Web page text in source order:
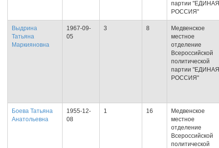
партии "ЕДИНАЯ
РОССИЯ"
Выдрина
Татьяна
Маркияновна
1967-09-
05
3 8
Медвенское
местное
отделение
Всероссийской
политической
партии "ЕДИНАЯ
РОССИЯ"
Боева Татьяна
Анатольевна
1955-12-
08
1 16
Медвенское
местное
отделение
Всероссийской
политической